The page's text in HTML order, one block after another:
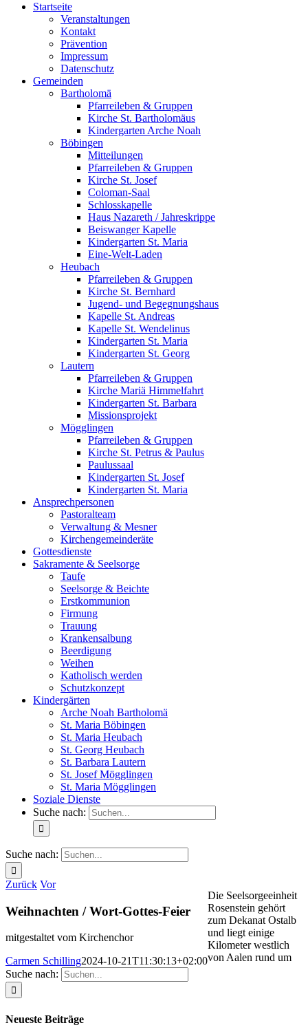
Startseite
Veranstaltungen
Kontakt
Prävention
Impressum
Datenschutz
Gemeinden
Bartholomä
Pfarreileben & Gruppen
Kirche St. Bartholomäus
Kindergarten Arche Noah
Böbingen
Mitteilungen
Pfarreileben & Gruppen
Kirche St. Josef
Coloman-Saal
Schlosskapelle
Haus Nazareth / Jahreskrippe
Beiswanger Kapelle
Kindergarten St. Maria
Eine-Welt-Laden
Heubach
Pfarreileben & Gruppen
Kirche St. Bernhard
Jugend- und Begegnungshaus
Kapelle St. Andreas
Kapelle St. Wendelinus
Kindergarten St. Maria
Kindergarten St. Georg
Lautern
Pfarreileben & Gruppen
Kirche Mariä Himmelfahrt
Kindergarten St. Barbara
Missionsprojekt
Mögglingen
Pfarreileben & Gruppen
Kirche St. Petrus & Paulus
Paulussaal
Kindergarten St. Josef
Kindergarten St. Maria
Ansprechpersonen
Pastoralteam
Verwaltung & Mesner
Kirchengemeinderäte
Gottesdienste
Sakramente & Seelsorge
Taufe
Seelsorge & Beichte
Erstkommunion
Firmung
Trauung
Krankensalbung
Beerdigung
Weihen
Katholisch werden
Schutzkonzept
Kindergärten
Arche Noah Bartholomä
St. Maria Böbingen
St. Maria Heubach
St. Georg Heubach
St. Barbara Lautern
St. Josef Mögglingen
St. Maria Mögglingen
Soziale Dienste
Suche nach:
Suche nach:
Zurück Vor
Weihnachten / Wort-Gottes-Feier
mitgestaltet vom Kirchenchor
Carmen Schilling2024-10-21T11:30:13+02:00
Suche nach:
Neueste Beiträge
Die Seelsorgeeinheit
Rosenstein gehört
zum Dekanat Ostalb
und liegt einige
Kilometer westlich
von Aalen rund um